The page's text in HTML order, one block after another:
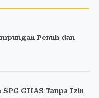
Penuh dan
SPG GIIAS Tanpa Izin